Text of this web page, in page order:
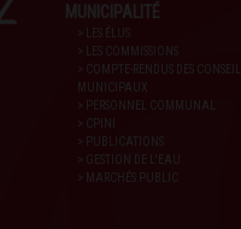
MUNICIPALITÉ
> COMPTE-RENDUS DES CONSEILS
MUNICIPAUX
> PERSONNEL COMMUNAL
> CPINI
> PUBLICATIONS
> GESTION DE L'EAU
> MARCHÉS PUBLIC